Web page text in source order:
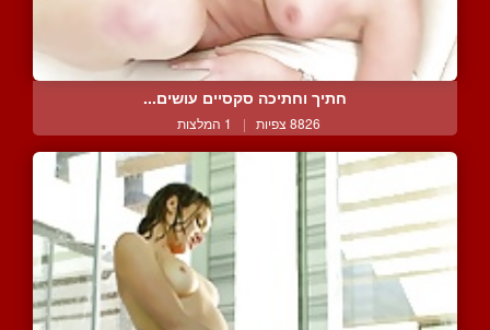
חתיך וחתיכה סקסיים עושים...
8826 צפיות | 1 המלצות